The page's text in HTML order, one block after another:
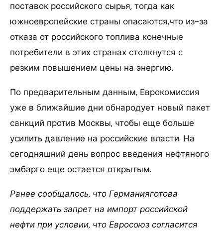
поставок российского сырья, тогда как
южноевропейские страны опасаются,что из-за
отказа от российского топлива конечные
потребители в этих странах столкнутся с
резким повышением цены на энергию.
По предварительным данным, Еврокомиссия
уже в ближайшие дни обнародует новый пакет
санкций против Москвы, чтобы еще больше
усилить давление на российские власти. На
сегодняшний день вопрос введения нефтяного
эмбарго еще остается открытым.
Ранее сообщалось, что Германияготова
поддержать запрет на импорт российской
нефти при условии, что Евросоюз согласится